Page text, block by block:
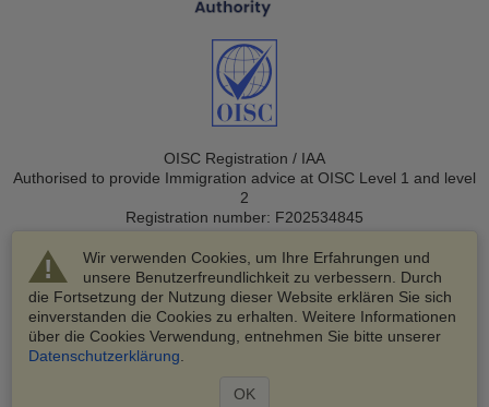
Wir verwenden Cookies, um Ihre Erfahrungen und
unsere Benutzerfreundlichkeit zu verbessern. Durch
die Fortsetzung der Nutzung dieser Website erklären Sie sich
einverstanden die Cookies zu erhalten. Weitere Informationen
über die Cookies Verwendung, entnehmen Sie bitte unserer
Datenschutzerklärung
OK
OISC Registration / IAA
Authorised to provide Immigration advice at OISC Level 1 and level
2
Registration number: F202534845
© 2003-2026 VisaHQ.com, Inc. Alle Rechte vorbehalten.
VisaHQ und das VisaHQ-Logo sind eingetragene Marken von
VisaHQ.com, Inc.